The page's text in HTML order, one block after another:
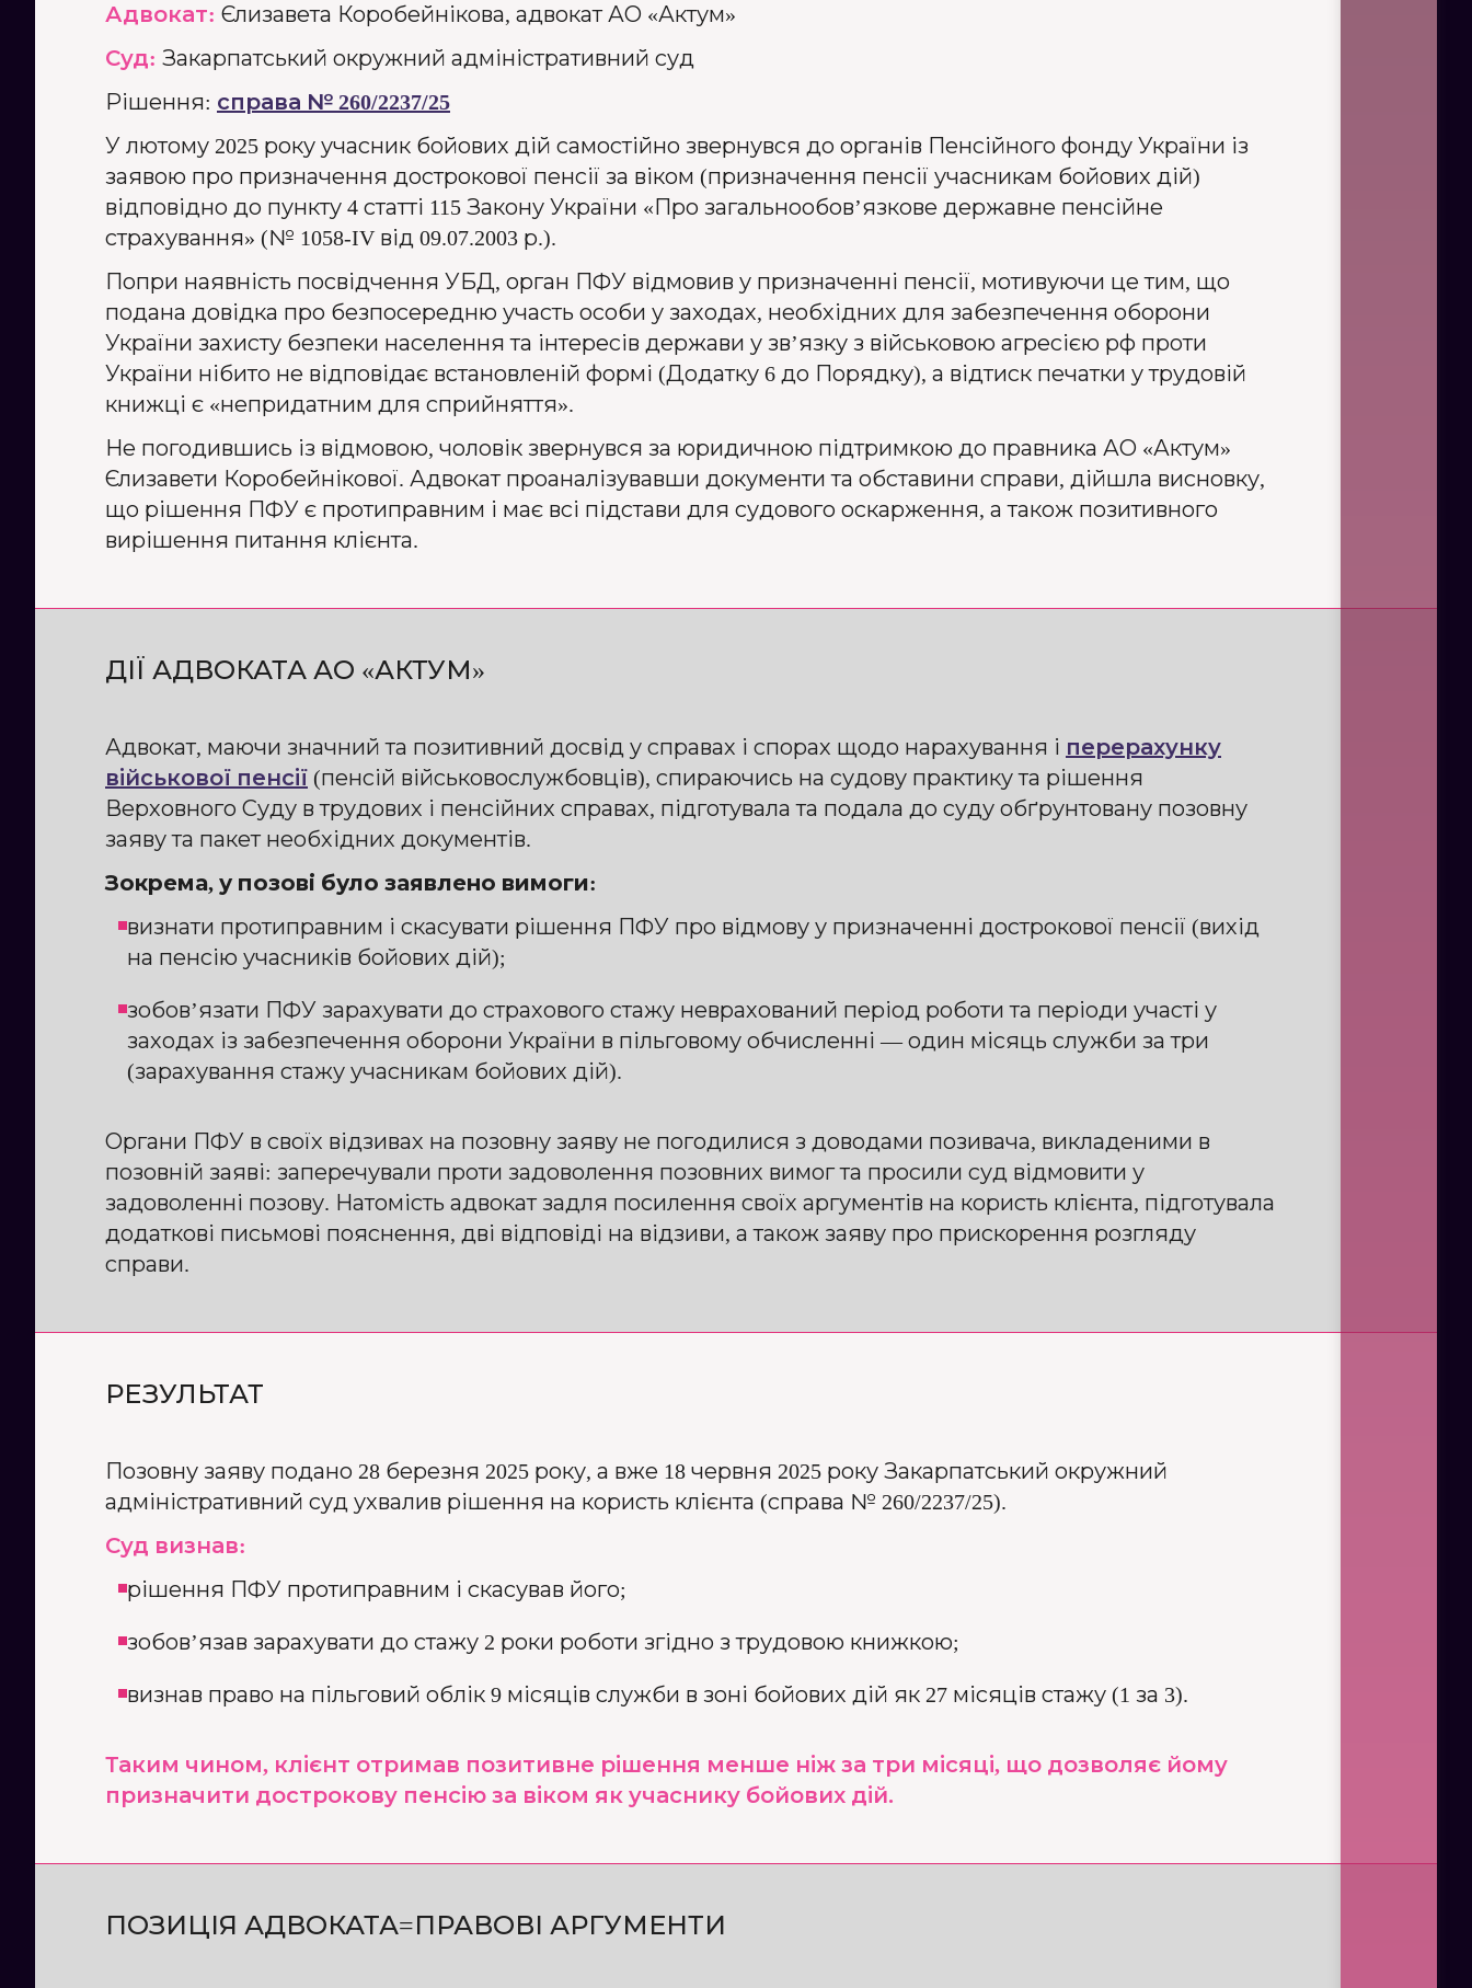
Адвокат: Єлизавета Коробейнікова, адвокат АО «Актум»
Суд: Закарпатський окружний адміністративний суд
Рішення: справа № 260/2237/25
У лютому 2025 року учасник бойових дій самостійно звернувся до органів Пенсійного фонду України із
заявою про призначення дострокової пенсії за віком (призначення пенсії учасникам бойових дій)
відповідно до пункту 4 статті 115 Закону України «Про загальнообов’язкове державне пенсійне
страхування» (№ 1058-IV від 09.07.2003 р.).
Попри наявність посвідчення УБД, орган ПФУ відмовив у призначенні пенсії, мотивуючи це тим, що
подана довідка про безпосередню участь особи у заходах, необхідних для забезпечення оборони
України захисту безпеки населення та інтересів держави у зв’язку з військовою агресією рф проти
України нібито не відповідає встановленій формі (Додатку 6 до Порядку), а відтиск печатки у трудовій
книжці є «непридатним для сприйняття».
Не погодившись із відмовою, чоловік звернувся за юридичною підтримкою до правника АО «Актум»
Єлизавети Коробейнікової. Адвокат проаналізувавши документи та обставини справи, дійшла висновку,
що рішення ПФУ є протиправним і має всі підстави для судового оскарження, а також позитивного
вирішення питання клієнта.
ДІЇ АДВОКАТА АО «АКТУМ»
Адвокат, маючи значний та позитивний досвід у справах і спорах щодо нарахування і перерахунку
військової пенсії (пенсій військовослужбовців), спираючись на судову практику та рішення
Верховного Суду в трудових і пенсійних справах, підготувала та подала до суду обґрунтовану позовну
заяву та пакет необхідних документів.
Зокрема, у позові було заявлено вимоги:
визнати протиправним і скасувати рішення ПФУ про відмову у призначенні дострокової пенсії (вихід
на пенсію учасників бойових дій);
зобов’язати ПФУ зарахувати до страхового стажу неврахований період роботи та періоди участі у
заходах із забезпечення оборони України в пільговому обчисленні — один місяць служби за три
(зарахування стажу учасникам бойових дій).
Органи ПФУ в своїх відзивах на позовну заяву не погодилися з доводами позивача, викладеними в
позовній заяві: заперечували проти задоволення позовних вимог та просили суд відмовити у
задоволенні позову. Натомість адвокат задля посилення своїх аргументів на користь клієнта, підготувала
додаткові письмові пояснення, дві відповіді на відзиви, а також заяву про прискорення розгляду
справи.
РЕЗУЛЬТАТ
Позовну заяву подано 28 березня 2025 року, а вже 18 червня 2025 року Закарпатський окружний
адміністративний суд ухвалив рішення на користь клієнта (справа № 260/2237/25).
Суд визнав:
рішення ПФУ протиправним і скасував його;
зобов’язав зарахувати до стажу 2 роки роботи згідно з трудовою книжкою;
визнав право на пільговий облік 9 місяців служби в зоні бойових дій як 27 місяців стажу (1 за 3).
Таким чином, клієнт отримав позитивне рішення менше ніж за три місяці, що дозволяє йому
призначити дострокову пенсію за віком як учаснику бойових дій.
ПОЗИЦІЯ АДВОКАТА=ПРАВОВІ АРГУМЕНТИ